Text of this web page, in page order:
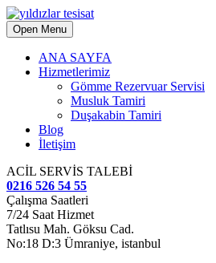
Open Menu
ANA SAYFA
Hizmetlerimiz
Gömme Rezervuar Servisi
Musluk Tamiri
Duşakabin Tamiri
Blog
İletişim
ACİL SERVİS TALEBİ
0216 526 54 55
Çalışma Saatleri
7/24 Saat Hizmet
Tatlısu Mah. Göksu Cad.
No:18 D:3 Ümraniye, istanbul